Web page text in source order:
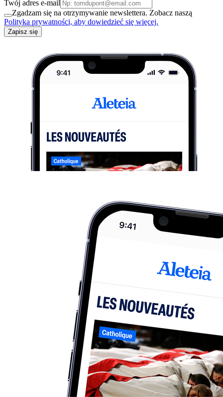
Twój adres e-mail
Zgadzam się na otrzymywanie newslettera. Zobacz naszą
Polityka prywatności, aby dowiedzieć się więcej.
Zapisz się